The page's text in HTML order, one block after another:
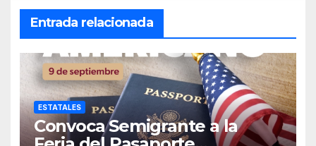
Entrada relacionada
ESTATALES
Convoca Semigrante a la